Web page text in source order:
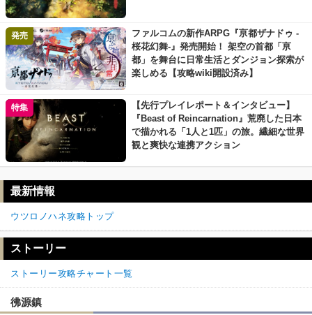
発売
ファルコムの新作ARPG『亰都ザナドゥ -
桜花幻舞-』発売開始！ 架空の首都「亰
都」を舞台に日常生活とダンジョン探索が
楽しめる【攻略wiki開設済み】
特集
【先行プレイレポート＆インタビュー】
『Beast of Reincarnation』荒廃した日本
で描かれる「1人と1匹」の旅。繊細な世界
観と爽快な連携アクション
最新情報
ウツロノハネ攻略トップ
ストーリー
ストーリー攻略チャート一覧
彿源鎮